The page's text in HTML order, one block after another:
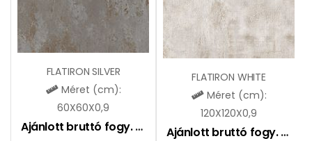
FLATIRON SILVER
Méret (cm):
60X60X0,9
Ajánlott bruttó fogy. ár: 9490Ft
FLATIRON WHITE
Méret (cm):
120X120X0,9
Ajánlott bruttó fogy. ár: